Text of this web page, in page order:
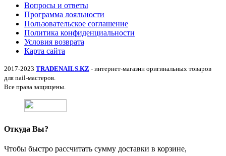
Вопросы и ответы
Программа лояльности
Пользовательское соглашение
Политика конфиденциальности
Условия возврата
Карта сайта
2017-2023 TRADENAILS.KZ - интернет-магазин оригинальных товаров
для nail-мастеров.
Все права защищены.
Откуда Вы?
Чтобы быстро рассчитать сумму доставки в корзине,